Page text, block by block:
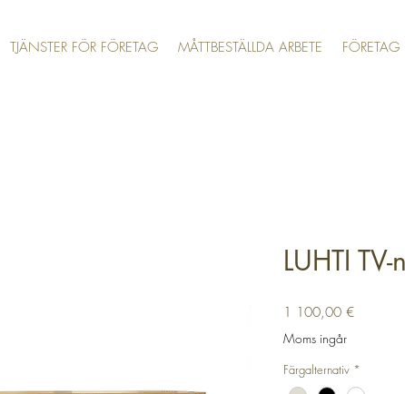
TJÄNSTER FÖR FÖRETAG MÅTTBESTÄLLDA ARBETE FÖRETAG
LUHTI
1 100,00 €Pris
Moms ingår
Färgalternativ *